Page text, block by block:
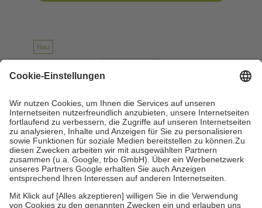
Neu
ANGOCIN MANNOSE PLUS 14X3 g Pulver
zum Einnehmen
14X3 g
Pulver zum Einnehmen
-38%
UVP: 19,49 €